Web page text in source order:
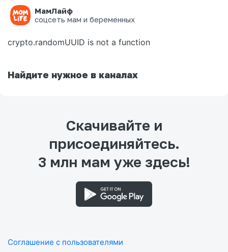
МамЛайф
соцсеть мам и беременных
Ошибка на странице
crypto.randomUUID is not a function
Найдите нужное в каналах
Скачивайте и
присоединяйтесь.
3 млн мам уже здесь!
Соглашение с пользователями